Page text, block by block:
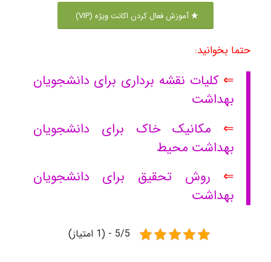
آموزش فعال کردن اکانت ویژه (VIP)
حتما بخوانید:
⇐کلیات نقشه برداری برای دانشجویان
بهداشت
⇐ مکانیک خاک برای دانشجویان
بهداشت محیط
⇐ روش تحقیق برای دانشجویان
بهداشت
5/5 - (1 امتیاز)